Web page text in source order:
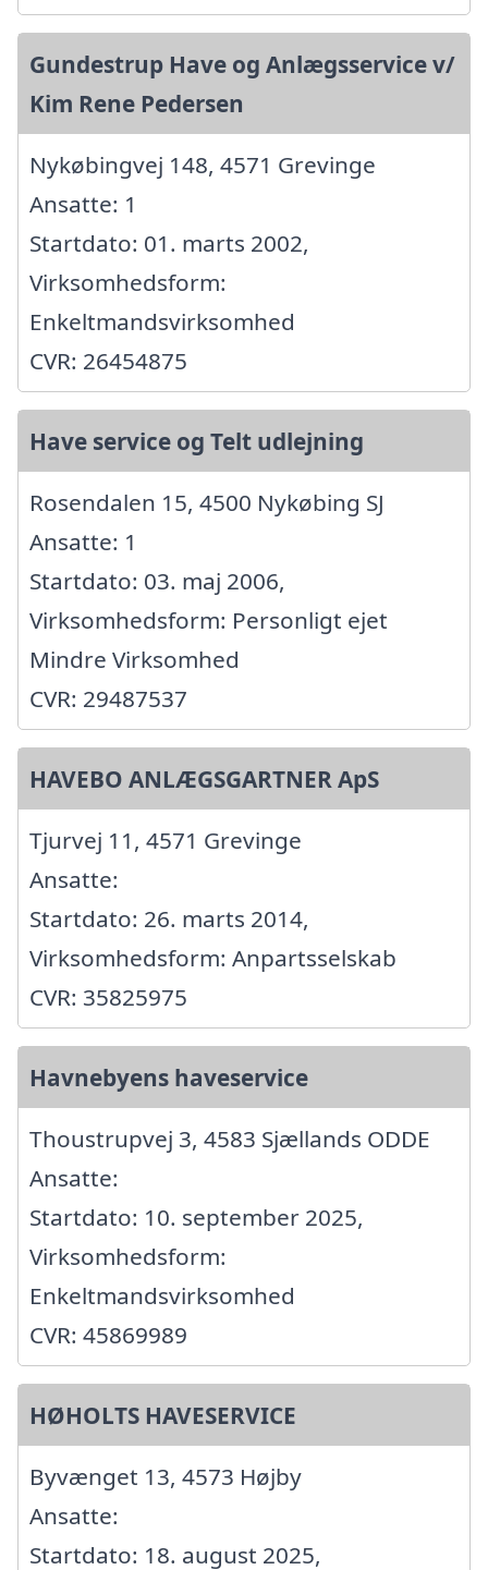
Gundestrup Have og Anlægsservice v/
Kim Rene Pedersen
Nykøbingvej 148, 4571 Grevinge
Ansatte: 1
Startdato: 01. marts 2002,
Virksomhedsform:
Enkeltmandsvirksomhed
CVR: 26454875
Have service og Telt udlejning
Rosendalen 15, 4500 Nykøbing SJ
Ansatte: 1
Startdato: 03. maj 2006,
Virksomhedsform: Personligt ejet
Mindre Virksomhed
CVR: 29487537
HAVEBO ANLÆGSGARTNER ApS
Tjurvej 11, 4571 Grevinge
Ansatte:
Startdato: 26. marts 2014,
Virksomhedsform: Anpartsselskab
CVR: 35825975
Havnebyens haveservice
Thoustrupvej 3, 4583 Sjællands ODDE
Ansatte:
Startdato: 10. september 2025,
Virksomhedsform:
Enkeltmandsvirksomhed
CVR: 45869989
HØHOLTS HAVESERVICE
Byvænget 13, 4573 Højby
Ansatte:
Startdato: 18. august 2025,